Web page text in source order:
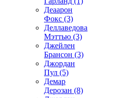
Деаарон
Фокс (3)
Деллаведова
Мэттью (3)
Джейлен
Брансон (3)
Джордан
Пул (5)
Демар
Дерозан (8)